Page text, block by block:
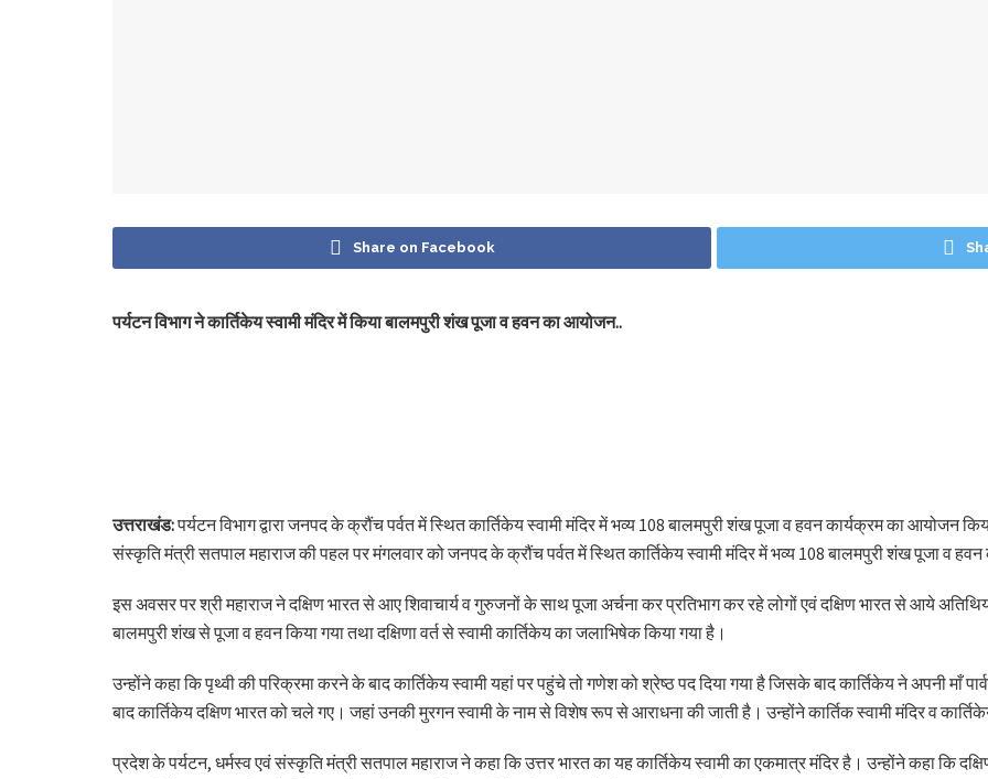
Share on Facebook
पर्यटन विभाग ने कार्तिकेय स्वामी मंदिर में किया बालमपुरी शंख पूजा व हवन का आयोजन..
उत्तराखंड:पर्यटन विभाग द्वारा जनपद के क्रौंच पर्वत में स्थित कार्तिकेय स्वामी मंदिर में भव्य 108 बालमपुरी शंख पूजा व हवन कार्यक्रम का आयोजन
संस्कृति मंत्री सतपाल महाराज की पहल पर मंगलवार को जनपद के क्रौंच पर्वत में स्थित कार्तिकेय स्वामी मंदिर में भव्य 108 बालमपुरी शंख पूजा व
इस अवसर पर श्री महाराज ने दक्षिण भारत से आए शिवाचार्य व गुरुजनों के साथ पूजा अर्चना कर प्रतिभाग कर रहे लोगों एवं दक्षिण भारत से आये
बालमपुरी शंख से पूजा व हवन किया गया तथा दक्षिणा वर्त से स्वामी कार्तिकेय का जलाभिषेक किया गया है।
उन्होंने कहा कि पृथ्वी की परिक्रमा करने के बाद कार्तिकेय स्वामी यहां पर पहुंचे तो गणेश को श्रेष्ठ पद दिया गया है जिसके बाद कार्तिकेय ने अपनी माँ
बाद कार्तिकेय दक्षिण भारत को चले गए। जहां उनकी मुरगन स्वामी के नाम से विशेष रूप से आराधना की जाती है। उन्होंने कार्तिक स्वामी मंदिर व
प्रदेश के पर्यटन, धर्मस्व एवं संस्कृति मंत्री सतपाल महाराज ने कहा कि उत्तर भारत का यह कार्तिकेय स्वामी का एकमात्र मंदिर है। उन्होंने कहा कि